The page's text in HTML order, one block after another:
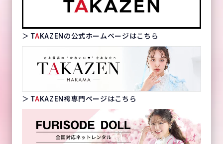
＞ TAKAZENの公式ホームページはこちら
＞ TAKAZEN袴専門ページはこちら